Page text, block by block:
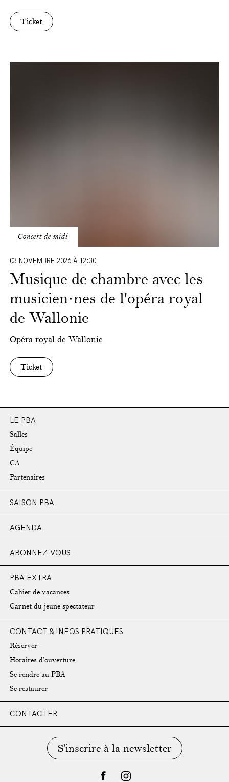
Ticket
Concert de midi
03 NOVEMBRE 2026 À 12:30
Musique de chambre avec les
musicien·nes de l'opéra royal
de Wallonie
Opéra royal de Wallonie
Ticket
LE PBA
Salles
Équipe
CA
Partenaires
SAISON PBA
AGENDA
ABONNEZ-VOUS
PBA EXTRA
Cahier de vacances
Carnet du jeune spectateur
CONTACT & INFOS PRATIQUES
Réserver
Horaires d’ouverture
Se rendre au PBA
Se restaurer
CONTACTER
S'inscrire à la newsletter